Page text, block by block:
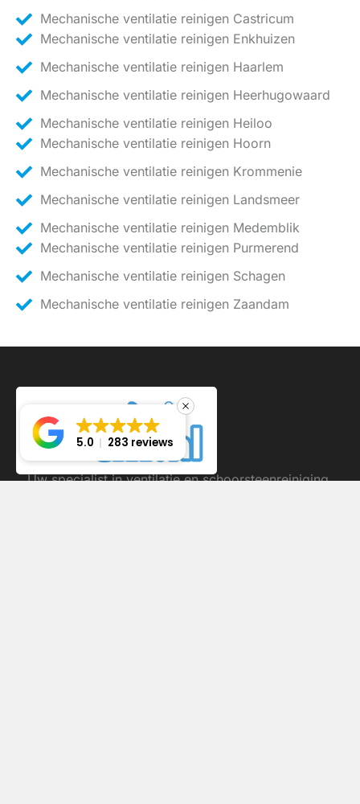
Mechanische ventilatie reinigen Castricum
Mechanische ventilatie reinigen Enkhuizen
Mechanische ventilatie reinigen Haarlem
Mechanische ventilatie reinigen Heerhugowaard
Mechanische ventilatie reinigen Heiloo
Mechanische ventilatie reinigen Hoorn
Mechanische ventilatie reinigen Krommenie
Mechanische ventilatie reinigen Landsmeer
Mechanische ventilatie reinigen Medemblik
Mechanische ventilatie reinigen Purmerend
Mechanische ventilatie reinigen Schagen
Mechanische ventilatie reinigen Zaandam
Uw specialist in ventilatie en schoorsteenreiniging.
5.0 283 reviews